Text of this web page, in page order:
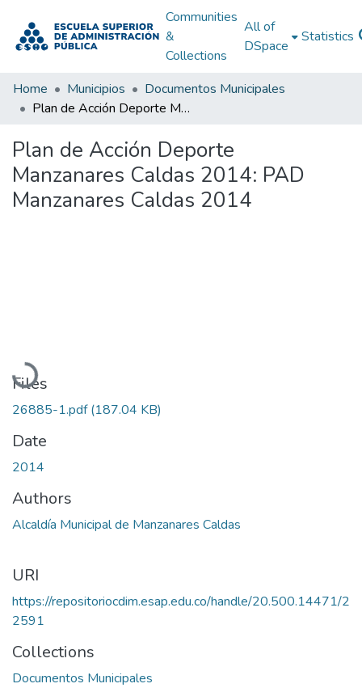
Communities
&
Collections
All of
DSpace
Statistics
Home Municipios
Documentos Municipales
Plan de Acción Deporte Manzanares Caldas 2014: PAD Manzanares Caldas 2014
Plan de Acción Deporte
Manzanares Caldas 2014: PAD
Manzanares Caldas 2014
Loading...
Files
26885-1.pdf(187.04 KB)
Date
2014
Authors
Alcaldía Municipal de Manzanares Caldas
URI
https://repositoriocdim.esap.edu.co/handle/20.500.14471/2
2591
Collections
Documentos Municipales